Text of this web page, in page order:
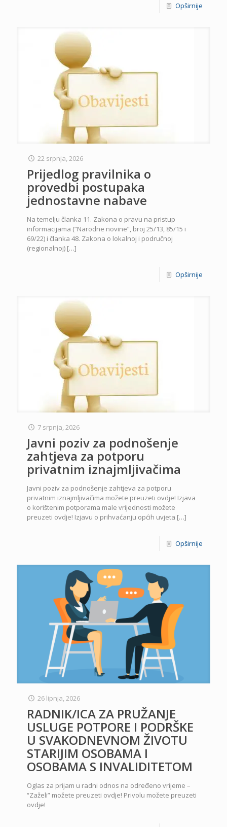
Opširnije
22 srpnja, 2026
Prijedlog pravilnika o
provedbi postupaka
jednostavne nabave
Na temelju članka 11. Zakona o pravu na pristup
informacijama (”Narodne novine”, broj 25/13, 85/15 i
69/22) i članka 48. Zakona o lokalnoj i područnoj
(regionalnoj) […]
Opširnije
7 srpnja, 2026
Javni poziv za podnošenje
zahtjeva za potporu
privatnim iznajmljivačima
Javni poziv za podnošenje zahtjeva za potporu
privatnim iznajmljivačima možete preuzeti ovdje! Izjava
o korištenim potporama male vrijednosti možete
preuzeti ovdje! Izjavu o prihvaćanju općih uvjeta […]
Opširnije
26 lipnja, 2026
RADNIK/ICA ZA PRUŽANJE
USLUGE POTPORE I PODRŠKE
U SVAKODNEVNOM ŽIVOTU
STARIJIM OSOBAMA I
OSOBAMA S INVALIDITETOM
Oglas za prijam u radni odnos na određeno vrijeme –
“Zaželi” možete preuzeti ovdje! Privolu možete preuzeti
ovdje!